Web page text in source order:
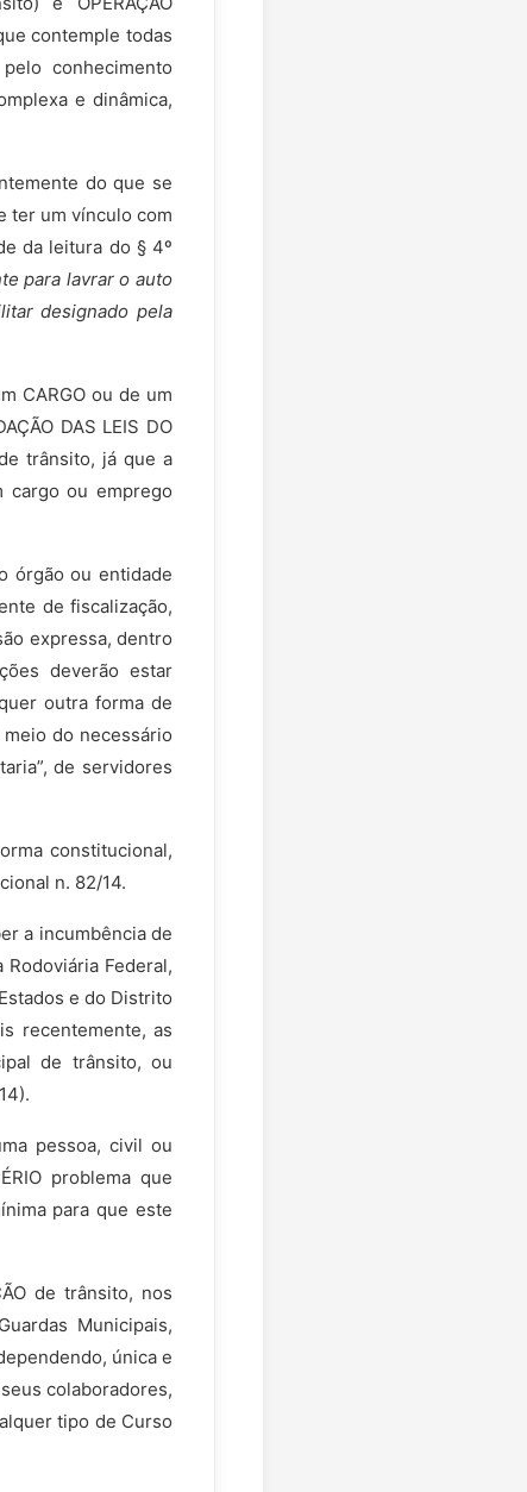
contemple todas
conhecimento
e dinâmica,
do que se
ter um vínculo com
da leitura do § 4º
para lavrar o auto
designado pela
CARGO ou de um
DAS LEIS DO
trânsito, já que a
cargo ou emprego
órgão ou entidade
de fiscalização,
expressa, dentro
deverão estar
outra forma de
do necessário
de servidores
constitucional,
n. 82/14.
a incumbência de
Federal,
e do Distrito
recentemente, as
de trânsito, ou
pessoa, civil ou
problema que
para que este
de trânsito, nos
Municipais,
única e
colaboradores,
tipo de Curso